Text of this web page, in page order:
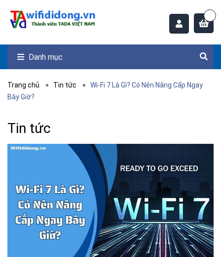
Danh mục
Trang chủ Tin tức
Wi-Fi 7 Là Gì? Có Nên Nâng Cấp Ngay
Bây Giờ?
Tin tức